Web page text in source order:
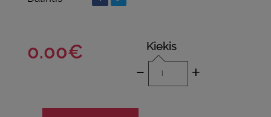
0.00€ Kiekis
- +